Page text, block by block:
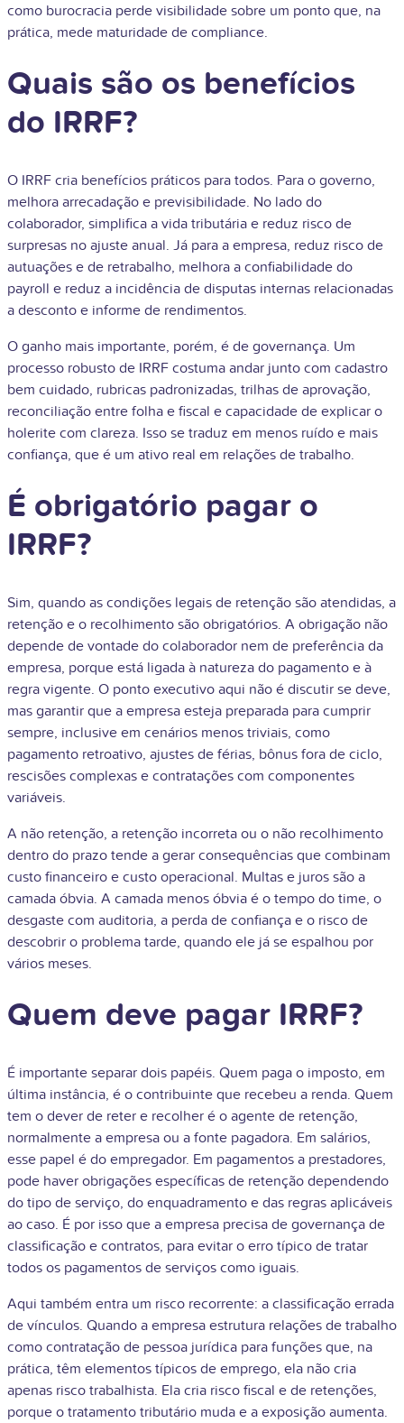
como burocracia perde visibilidade sobre um ponto que, na
prática, mede maturidade de compliance.
Quais são os benefícios
do IRRF?
O IRRF cria benefícios práticos para todos. Para o governo,
melhora arrecadação e previsibilidade. No lado do
colaborador, simplifica a vida tributária e reduz risco de
surpresas no ajuste anual. Já para a empresa, reduz risco de
autuações e de retrabalho, melhora a confiabilidade do
payroll e reduz a incidência de disputas internas relacionadas
a desconto e informe de rendimentos.
O ganho mais importante, porém, é de governança. Um
processo robusto de IRRF costuma andar junto com cadastro
bem cuidado, rubricas padronizadas, trilhas de aprovação,
reconciliação entre folha e fiscal e capacidade de explicar o
holerite com clareza. Isso se traduz em menos ruído e mais
confiança, que é um ativo real em relações de trabalho.
É obrigatório pagar o
IRRF?
Sim, quando as condições legais de retenção são atendidas, a
retenção e o recolhimento são obrigatórios. A obrigação não
depende de vontade do colaborador nem de preferência da
empresa, porque está ligada à natureza do pagamento e à
regra vigente. O ponto executivo aqui não é discutir se deve,
mas garantir que a empresa esteja preparada para cumprir
sempre, inclusive em cenários menos triviais, como
pagamento retroativo, ajustes de férias, bônus fora de ciclo,
rescisões complexas e contratações com componentes
variáveis.
A não retenção, a retenção incorreta ou o não recolhimento
dentro do prazo tende a gerar consequências que combinam
custo financeiro e custo operacional. Multas e juros são a
camada óbvia. A camada menos óbvia é o tempo do time, o
desgaste com auditoria, a perda de confiança e o risco de
descobrir o problema tarde, quando ele já se espalhou por
vários meses.
Quem deve pagar IRRF?
É importante separar dois papéis. Quem paga o imposto, em
última instância, é o contribuinte que recebeu a renda. Quem
tem o dever de reter e recolher é o agente de retenção,
normalmente a empresa ou a fonte pagadora. Em salários,
esse papel é do empregador. Em pagamentos a prestadores,
pode haver obrigações específicas de retenção dependendo
do tipo de serviço, do enquadramento e das regras aplicáveis
ao caso. É por isso que a empresa precisa de governança de
classificação e contratos, para evitar o erro típico de tratar
todos os pagamentos de serviços como iguais.
Aqui também entra um risco recorrente: a classificação errada
de vínculos. Quando a empresa estrutura relações de trabalho
como contratação de pessoa jurídica para funções que, na
prática, têm elementos típicos de emprego, ela não cria
apenas risco trabalhista. Ela cria risco fiscal e de retenções,
porque o tratamento tributário muda e a exposição aumenta.